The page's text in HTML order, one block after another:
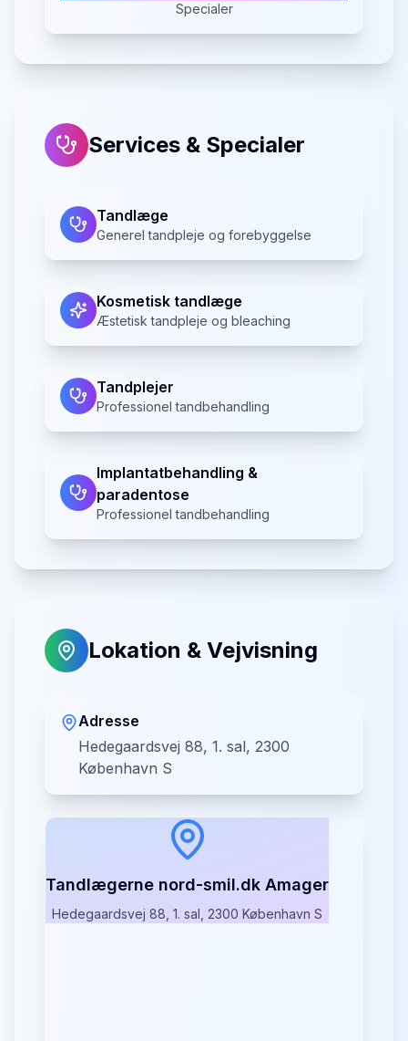
Specialer
Services & Specialer
Tandlæge
Generel tandpleje og forebyggelse
Kosmetisk tandlæge
Æstetisk tandpleje og bleaching
Tandplejer
Professionel tandbehandling
Implantatbehandling &
paradentose
Professionel tandbehandling
Lokation & Vejvisning
Adresse
Hedegaardsvej 88, 1. sal, 2300
København S
Tandlægerne nord-smil.dk Amager
Hedegaardsvej 88, 1. sal, 2300 København S